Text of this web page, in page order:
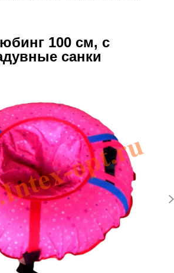
100 см, с
санки